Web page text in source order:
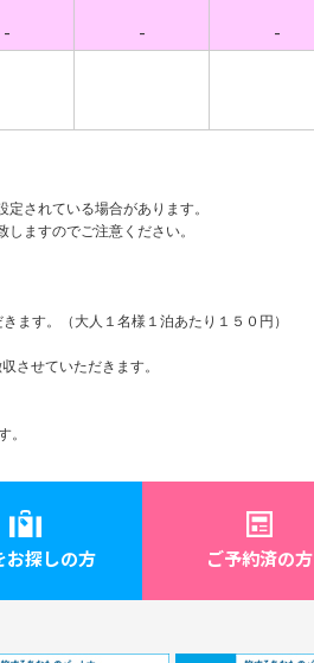
- - -
されている場合があります。
ますのでご注意ください。
ます。（大人１名様１泊あたり１５０円）
させていただきます。
。
お探しの方 ご予約済の方